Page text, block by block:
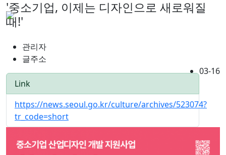
'중소기업, 이제는 디자인으로 새로워질
때!'
관리자
글주소
03-16
Link
https://news.seoul.go.kr/culture/archives/523074?
tr_code=short